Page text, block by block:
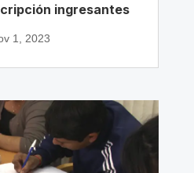
ingresantes
1, 2023